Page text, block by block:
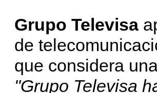
Grupo Televisa
de
que considera
"Grupo Televisa